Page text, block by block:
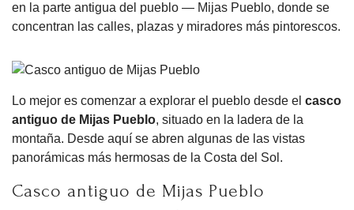
en la parte antigua del pueblo — Mijas Pueblo, donde se
concentran las calles, plazas y miradores más pintorescos.
Lo mejor es comenzar a explorar el pueblo desde el casco
antiguo de Mijas Pueblo, situado en la ladera de la
montaña. Desde aquí se abren algunas de las vistas
panorámicas más hermosas de la Costa del Sol.
Casco antiguo de Mijas Pueblo